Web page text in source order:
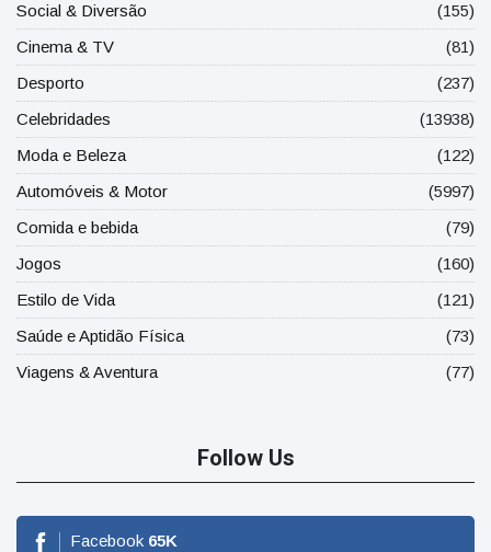
Social & Diversão
(155)
Cinema & TV
(81)
Desporto
(237)
Celebridades
(13938)
Moda e Beleza
(122)
Automóveis & Motor
(5997)
Comida e bebida
(79)
Jogos
(160)
Estilo de Vida
(121)
Saúde e Aptidão Física
(73)
Viagens & Aventura
(77)
Follow Us
Facebook 65K